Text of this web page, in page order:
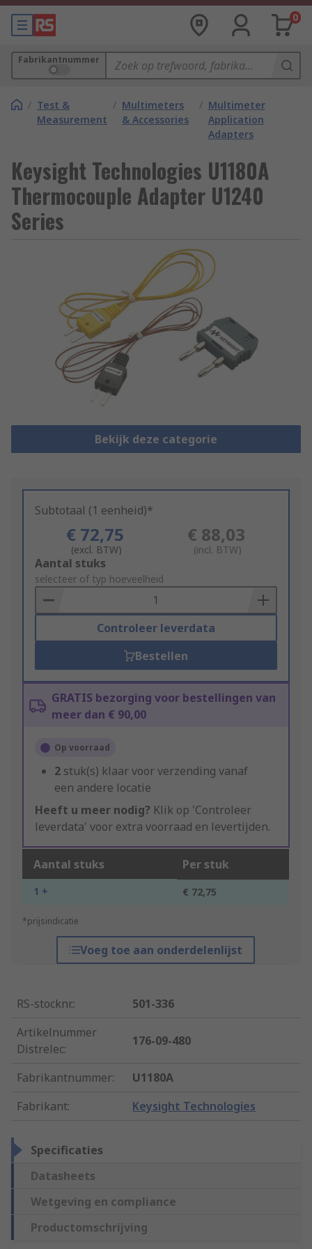
0
Fabrikantnummer
/ Test &
Measurement
/ Multimeters
& Accessories
/ Multimeter
Application
Adapters
Keysight Technologies U1180A
Thermocouple Adapter U1240
Series
Bekijk deze categorie
Subtotaal (1 eenheid)*
€ 72,75
(excl. BTW)
€ 88,03
(incl. BTW)
Add
to
Basket
Aantal stuks
selecteer of typ hoeveelheid
Controleer leverdata
Bestellen
GRATIS bezorging voor bestellingen van
meer dan € 90,00
Op voorraad
2 stuk(s) klaar voor verzending vanaf
een andere locatie
Heeft u meer nodig? Klik op 'Controleer
leverdata' voor extra voorraad en levertijden.
Aantal stuks Per stuk
1 + € 72,75
*prijsindicatie
Voeg toe aan onderdelenlijst
RS-stocknr.:
501-336
Artikelnummer
Distrelec:
176-09-480
Fabrikantnummer:
U1180A
Fabrikant: Keysight Technologies
Specificaties
Datasheets
Wetgeving en compliance
Productomschrijving